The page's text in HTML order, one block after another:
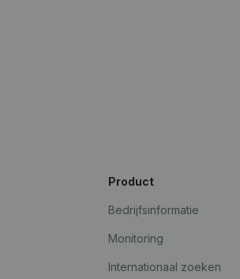
Product
Bedrijfsinformatie
Monitoring
Internationaal zoeken